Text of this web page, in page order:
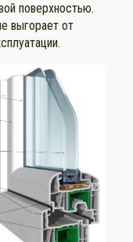
поверхностью.
выгорает от